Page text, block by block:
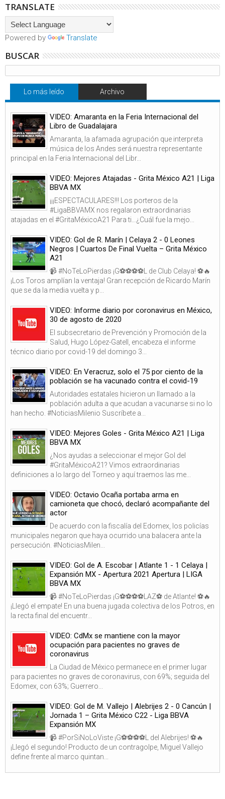
TRANSLATE
Powered by Translate
BUSCAR
Lo más leído Archivo
VIDEO: Amaranta en la Feria Internacional del
Libro de Guadalajara
Amaranta, la afamada agrupación que interpreta
música de los Andes será nuestra representante
principal en la Feria Internacional del Libr...
VIDEO: Mejores Atajadas - Grita México A21 | Liga
BBVA MX
¡¡¡ESPECTACULARES!!! Los porteros de la
#LigaBBVAMX nos regalaron extraordinarias
atajadas en el #GritaMéxicoA21 Para ti…¿Cuál fue la mejo...
VIDEO: Gol de R. Marín | Celaya 2 - 0 Leones
Negros | Cuartos De Final Vuelta – Grita México
A21
📹 #NoTeLoPierdas ¡G⚽⚽⚽⚽L de Club Celaya! ⚽🔥
¡Los Toros amplían la ventaja! Gran recepción de Ricardo Marín
que se da la media vuelta y p...
VIDEO: Informe diario por coronavirus en México,
30 de agosto de 2020
El subsecretario de Prevención y Promoción de la
Salud, Hugo López-Gatell, encabeza el informe
técnico diario por covid-19 del domingo 3...
VIDEO: En Veracruz, solo el 75 por ciento de la
población se ha vacunado contra el covid-19
Autoridades estatales hicieron un llamado a la
población adulta a que acudan a vacunarse si no lo
han hecho. #NoticiasMilenio Suscríbete a...
VIDEO: Mejores Goles - Grita México A21 | Liga
BBVA MX
¿Nos ayudas a seleccionar el mejor Gol del
#GritaMéxicoA21? Vimos extraordinarias
definiciones a lo largo del Torneo y aquí traemos las me...
VIDEO: Octavio Ocaña portaba arma en
camioneta que chocó, declaró acompañante del
actor
De acuerdo con la fiscalía del Edomex, los policías
municipales negaron que haya ocurrido una balacera ante la
persecución. #NoticiasMilen...
VIDEO: Gol de A. Escobar | Atlante 1 - 1 Celaya |
Expansión MX - Apertura 2021 Apertura | LIGA
BBVA MX
📹 #NoTeLoPierdas ¡G⚽⚽⚽⚽LAZ⚽ de Atlante! ⚽🔥
¡Llegó el empate! En una buena jugada colectiva de los Potros, en
la recta final del encuentr...
VIDEO: CdMx se mantiene con la mayor
ocupación para pacientes no graves de
coronavirus
La Ciudad de México permanece en el primer lugar
para pacientes no graves de coronavirus, con 69%; seguida del
Edomex, con 63%; Guerrero...
VIDEO: Gol de M. Vallejo | Alebrijes 2 - 0 Cancún |
Jornada 1 – Grita México C22 - Liga BBVA
Expansión MX
📹 #PorSiNoLoViste ¡G⚽⚽⚽⚽L del Alebrijes! ⚽🔥
¡Llegó el segundo! Producto de un contragolpe, Miguel Vallejo
define frente al marco quintan...